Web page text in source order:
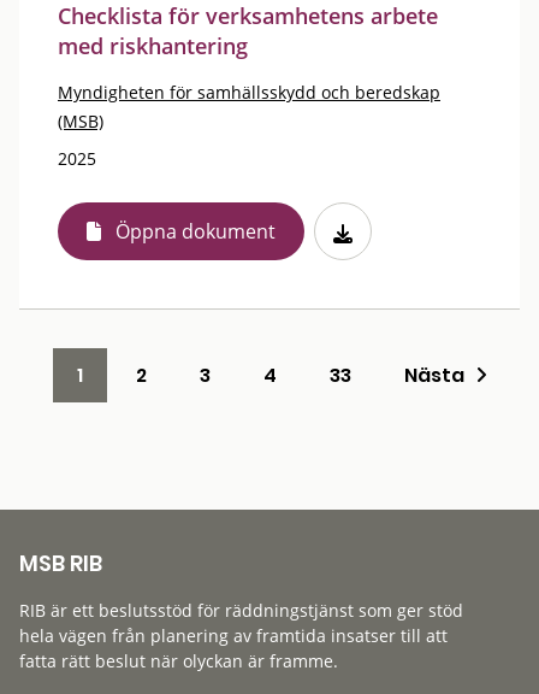
Checklista för verksamhetens arbete
med riskhantering
Myndigheten för samhällsskydd och beredskap
(MSB)
2025
Öppna dokument
1 2 3 4 33 Nästa
MSB RIB
RIB är ett beslutsstöd för räddningstjänst som ger stöd
hela vägen från planering av framtida insatser till att
fatta rätt beslut när olyckan är framme.